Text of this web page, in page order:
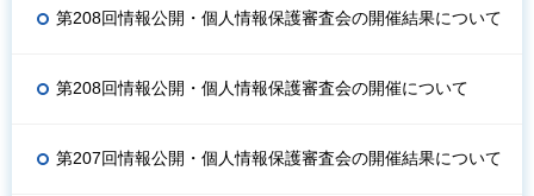
第208回情報公開・個人情報保護審査会の開催結果について
第208回情報公開・個人情報保護審査会の開催について
第207回情報公開・個人情報保護審査会の開催結果について